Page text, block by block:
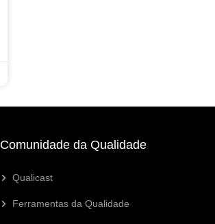
Comunidade da Qualidade
Qualicast
Ferramentas da Qualidade